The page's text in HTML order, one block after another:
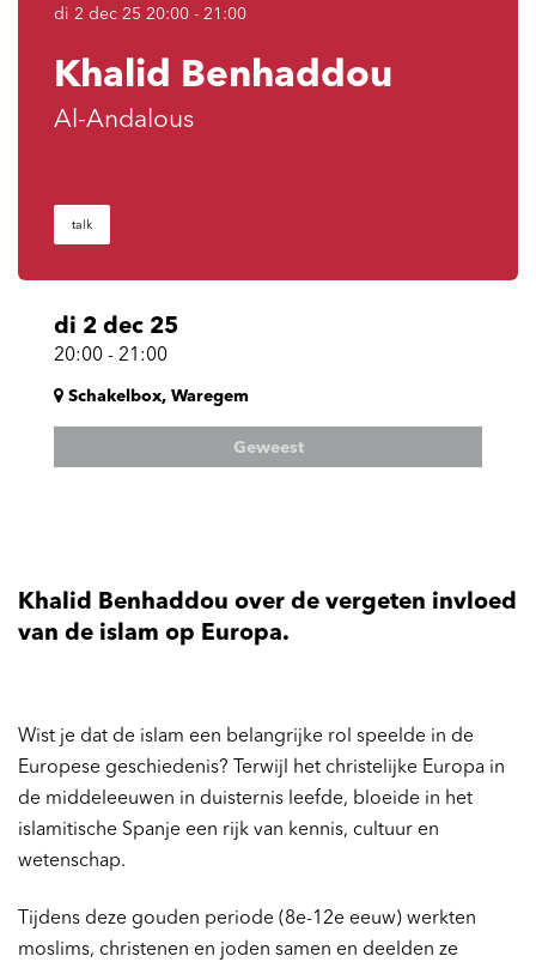
Khalid Benhaddou
Al-Andalous
di 2 dec 25 20:00 - 21:00
talk
di 2 dec 25
20:00 - 21:00
Schakelbox, Waregem
Geweest
Khalid Benhaddou over de vergeten invloed
van de islam op Europa.
Wist je dat de islam een belangrijke rol speelde in de
Europese geschiedenis? Terwijl het christelijke Europa in
de middeleeuwen in duisternis leefde, bloeide in het
islamitische Spanje een rijk van kennis, cultuur en
wetenschap.
Tijdens deze gouden periode (8e-12e eeuw) werkten
moslims, christenen en joden samen en deelden ze